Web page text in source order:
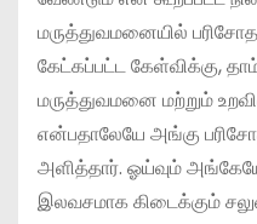
மருத்துவமனையில்
கேட்கப்பட்ட கேள்விக்கு,
மருத்துவமனை மற்றும்
என்பதாலேயே அங்கு
அளித்தார். ஓய்வும்
இலவசமாக கிடைக்கும்